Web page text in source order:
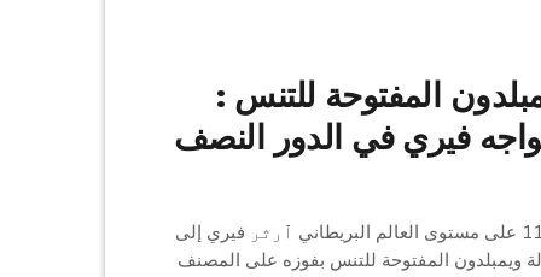
المفتوحة للتنس :
فيري في الدور النصف
تأهل المصنف 114 على مستوى العالم البريطاني ٱرثر فيري إلى
ويمبلدون المفتوحة للتنس بفوزه على المصنف